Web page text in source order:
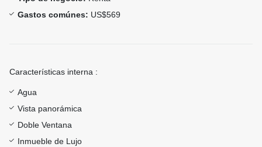
Gastos comúnes: US$569
Características interna :
Agua
Vista panorámica
Doble Ventana
Inmueble de Lujo